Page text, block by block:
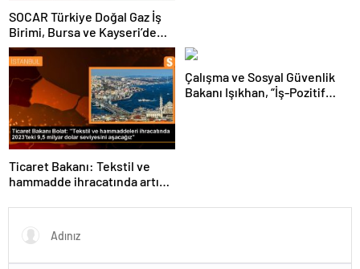
SOCAR Türkiye Doğal Gaz İş
Birimi, Bursa ve Kayseri’de
Şebeke Uzunluğunu Artıracak
Ticaret Bakanı: Tekstil ve
hammadde ihracatında artış
Çalışma ve Sosyal Güvenlik
Bakanı Işıkhan, “İş-Pozitif